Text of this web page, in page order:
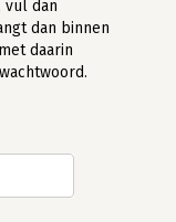
vul dan
dan binnen
daarin